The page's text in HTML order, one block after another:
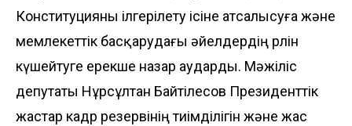
Конституцияны ілгерілету ісіне ат­салысуға және
мемлекет­тік бас­қару­­­дағы әйелдердің рөлін
күшей­туге ерекше назар аударды. Мәжі­ліс
депутаты Нұрсұлтан Байтілесов Президенттік
жастар кадр резерві­нің тиімділігін және жас